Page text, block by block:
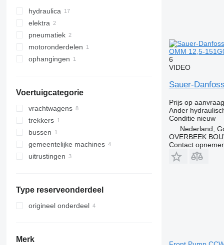
hydraulica
hydraulische motoren
hydraulische pompen
hydraulische verdelers
axiale zuigerpompen
elektra
boordcomputers
andere elektrische onderdelen
pneumatiek
pneumatische kleppen
motoronderdelen
oliepompen
ophangingen
Voertuigcategorie
vrachtwagens
trekkers
bussen
gemeentelijke machines
straatreiniging machines
uitrustingen
laadkranen
Type reserveonderdeel
origineel onderdeel
Merk
OMM 12,5-
6
VIDEO
Sauer-
Prijs op aanvraag
Ander
Conditienieuw
Nederland,
OVERBEEK
Contact